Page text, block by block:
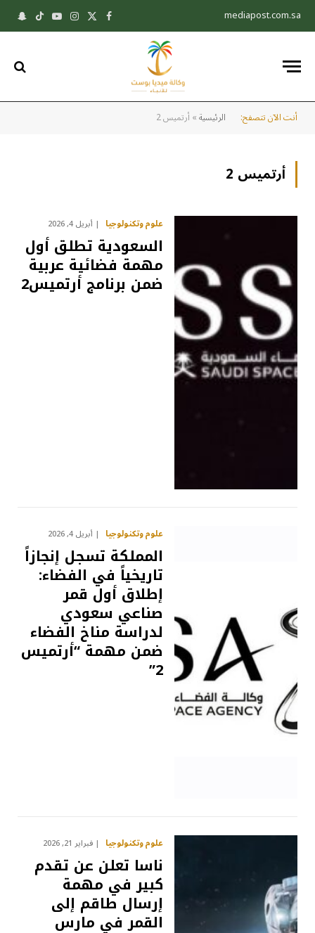
mediapost.com.sa فيسبوك
X
(Twitter)
الانستغرام
يوتيوبتيكتوك
أنت الآن تتصفح: الرئيسية» أرتميس 2
أرتميس 2
علوم وتكنولوجيا أبريل 4, 2026
السعودية تطلق أول
مهمة فضائية عربية
ضمن برنامج أرتميس2
علوم وتكنولوجيا أبريل 4, 2026
المملكة تسجل إنجازاً
تاريخياً في الفضاء:
إطلاق أول قمر
صناعي سعودي
لدراسة مناخ الفضاء
ضمن مهمة “أرتميس
2”
علوم وتكنولوجيا فبراير 21, 2026
ناسا تعلن عن تقدم
كبير في مهمة
إرسال طاقم إلى
القمر في مارس